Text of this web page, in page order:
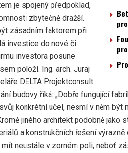
je spojený předpoklad,
zbytečně dražší.
zásadním faktorem při
investice do nové či
investora posune
položí. Ing. arch. Juraj
DELTA Projektconsult
budovy říká: „Dobře fungující
konkrétní účel, nesmí v něm být
jiného architekt podobně jako
a konstrukčních řešení
mít neustále v zorném poli, neboť